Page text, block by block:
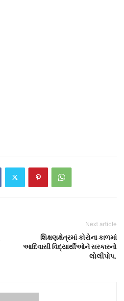
Next article
શિક્ષણક્ષેત્રમાં કોરોના કાળમાં
આદિવાસી વિદ્યાર્થીઓને સરકારનો
લોલીપોપ.